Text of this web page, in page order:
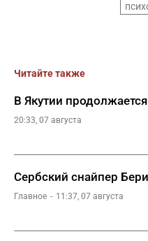
Читайте также
В Якутии
20:33, 07 августа
Сербский снайпер
Главное 11:37, 07 августа